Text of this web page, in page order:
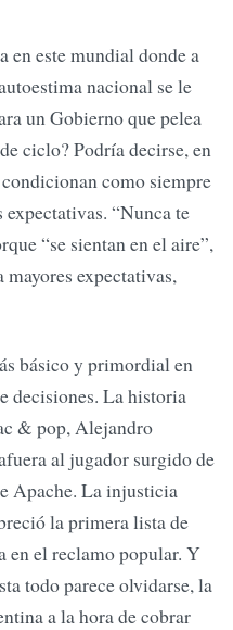
en este mundial donde a
nacional se le
un Gobierno que pelea
ciclo? Podría decirse, en
como siempre
expectativas. “Nunca te
“se sientan en el aire”,
expectativas,
básico y primordial en
decisiones. La historia
& pop, Alejandro
al jugador surgido de
Apache. La injusticia
la primera lista de
en el reclamo popular. Y
todo parece olvidarse, la
a la hora de cobrar